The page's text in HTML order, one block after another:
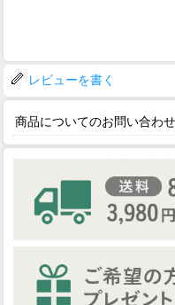
レビューを書く
商品についてのお問い合わせ